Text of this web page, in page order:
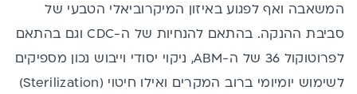
המשאבה ואף לפגוע באיזון המיקרוביאלי הטבעי של
סביבת ההנקה. בהתאם להנחיות של ה-CDC וגם בהתאם
לפרוטוקול 36 של ה-ABM, ניקוי יסודי וייבוש נכון מספיקים
לשימוש יומיומי ברוב המקרים ואילו חיטוי (Sterilization)